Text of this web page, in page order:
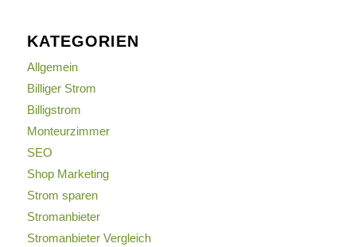
KATEGORIEN
Allgemein
Billiger Strom
Billigstrom
Monteurzimmer
SEO
Shop Marketing
Strom sparen
Stromanbieter
Stromanbieter Vergleich